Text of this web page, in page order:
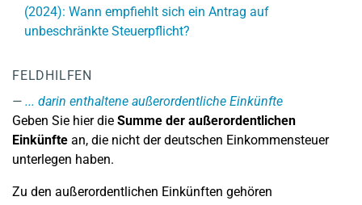
(2024): Wann empfiehlt sich ein Antrag auf
unbeschränkte Steuerpflicht?
FELDHILFEN
... darin enthaltene außerordentliche Einkünfte
Geben Sie hier die Summe der außerordentlichen
Einkünfte an, die nicht der deutschen Einkommensteuer
unterlegen haben.
Zu den außerordentlichen Einkünften gehören